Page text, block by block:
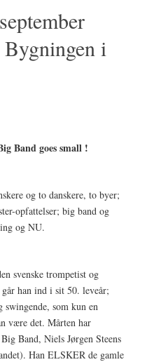
Bygningen i
Band goes small !
og to danskere, to byer;
opfattelser; big band og
og NU.
svenske trompetist og
han ind i sit 50. leveår;
som kun en
være det. Mårten har
Band, Niels Jørgen Steens
Han ELSKER de gamle